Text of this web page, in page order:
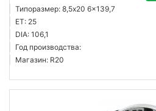
Типоразмер: 8,5x20 6x139,7
ET: 25
DIA: 106,1
Год производства:
Магазин: R20
Mak
ZF
GT